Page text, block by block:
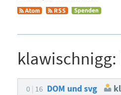
klawischnigg:
0 16 DOM und svg